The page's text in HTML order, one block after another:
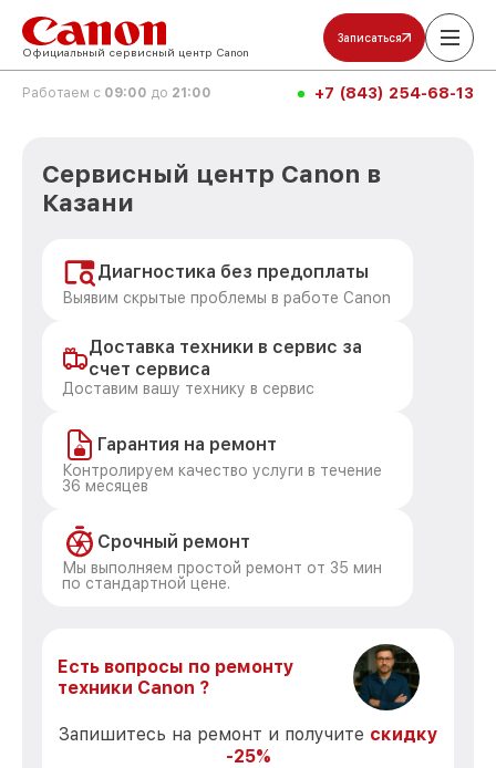
Официальный сервисный центр Canon
Записаться
Работаем с 09:00 до 21:00 +7 (843) 254-68-13
Сервисный центр Canon в
Казани
Диагностика без предоплаты
Выявим скрытые проблемы в работе Canon
Доставка техники в сервис за
счет сервиса
Доставим вашу технику в сервис
Гарантия на ремонт
Контролируем качество услуги в течение
36 месяцев
Срочный ремонт
Мы выполняем простой ремонт от 35 мин
по стандартной цене.
Есть вопросы по ремонту
техники Canon ?
Запишитесь на ремонт и получите скидку
-25%